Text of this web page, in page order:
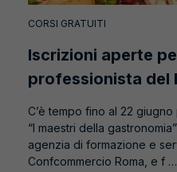
CORSI GRATUITI
Iscrizioni aperte
professionista del
C’è tempo fino al 22
“I maestri della
agenzia di formazione e
Confcommercio Roma, e f …